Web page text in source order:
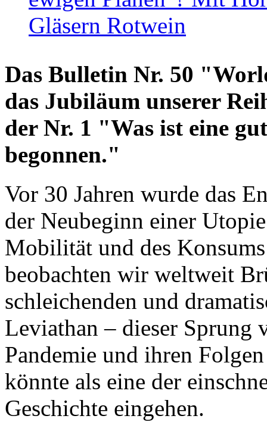
Gläsern Rotwein
Das Bulletin Nr. 50
das Jubiläum unserer
der Nr. 1 "Was ist eine
begonnen."
Vor 30 Jahren wurde das
der Neubeginn einer
Mobilität und des
beobachten wir weltweit
schleichenden und
Leviathan – dieser Sprung
Pandemie und ihren
könnte als eine der
Geschichte eingehen.